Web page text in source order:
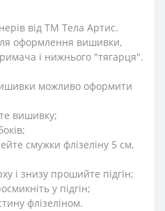
від ТМ Тела Артис.
оформлення вишивки,
і нижнього "тягарця".
можливо оформити
вишивку;
смужки флізеліну 5 см,
і знизу прошийте підгін;
у підгін;
флізеліном.